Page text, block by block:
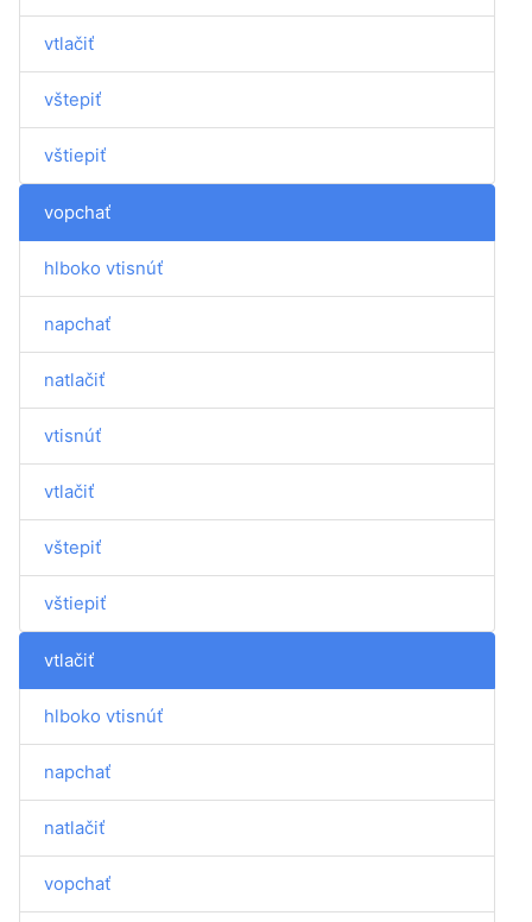
vtlačiť
vštepiť
vštiepiť
vopchať
hlboko vtisnúť
napchať
natlačiť
vtisnúť
vtlačiť
vštepiť
vštiepiť
vtlačiť
hlboko vtisnúť
napchať
natlačiť
vopchať